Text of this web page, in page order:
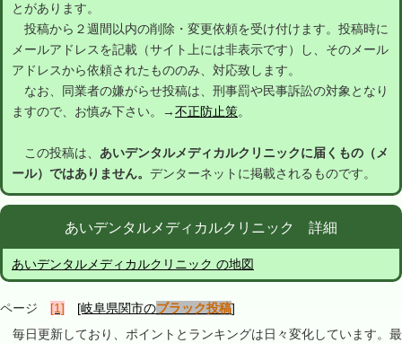
とがあります。
投稿から２週間以内の削除・変更依頼を受け付けます。投稿時に
メールアドレスを記載（サイト上には非表示です）し、そのメール
アドレスから依頼されたもののみ、対応致します。
なお、同業者の嫌がらせ投稿は、刑事罰や民事訴訟の対象となり
ますので、お慎み下さい。→不正防止策。
この投稿は、 あいデンタルメディカルクリニックに届くもの（メ
ール）ではありません。 デンターネットに掲載されるものです。
あいデンタルメディカルクリニック 詳細
あいデンタルメディカルクリニック の地図
ページ [1] [岐阜県関市のブラック投稿]
毎日更新しており、ポイントとランキングは日々変化しています。最